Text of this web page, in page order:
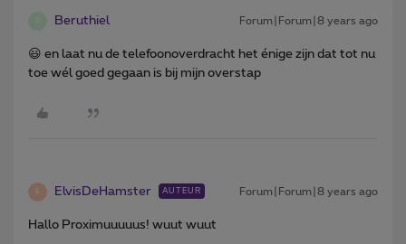
Beruthiel Forum|Forum|8 years ago
😃 en laat nu de telefoonoverdracht het énige zijn dat tot nu
toe wél goed gegaan is bij mijn overstap
E ElvisDeHamster AUTEUR Forum|Forum|8 years ago
Hallo Proximuuuuus! wuut wuut